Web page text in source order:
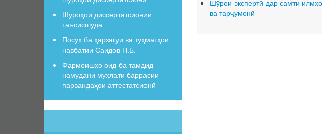
Шӯроҳои диссертатсионии
таъсисшуда
Посух ба ҳарзагӯӣ ва туҳматҳои
навбатии Саидов Н.Б.
Фармоишҳо оид ба тамдид
намудани муҳлати баррасии
парвандаҳои аттестатсионӣ
Шӯрои экспертӣ дар самти
ва тарҷумонӣ